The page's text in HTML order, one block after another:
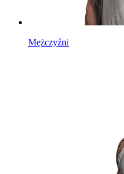
Mężczyźni